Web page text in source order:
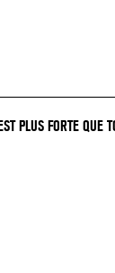
PLUS FORTE QUE